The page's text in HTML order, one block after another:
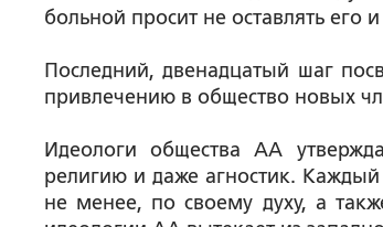
больной просит не оставлять его
Последний, двенадцатый шаг
привлечению в общество новых
Идеологи общества АА
религию и даже агностик.
не менее, по своему духу, а